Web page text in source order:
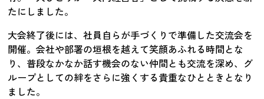
たにしました。
大会終了後には、社員自らが手づくりで準備した交流会を
開催。会社や部署の垣根を越えて笑顔あふれる時間とな
り、普段なかなか話す機会のない仲間とも交流を深め、グ
ループとしての絆をさらに強くする貴重なひとときとなり
ました。